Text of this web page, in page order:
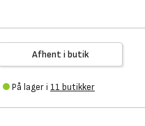
Afhent i butik
På lager i 11 butikker